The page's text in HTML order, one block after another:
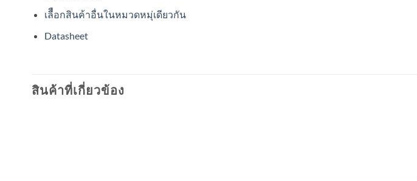
เลืือกสินค้าอื่นในหมวดหมุ่เดียวกัน
Datasheet
สินค้าที่เกี่ยวข้อง